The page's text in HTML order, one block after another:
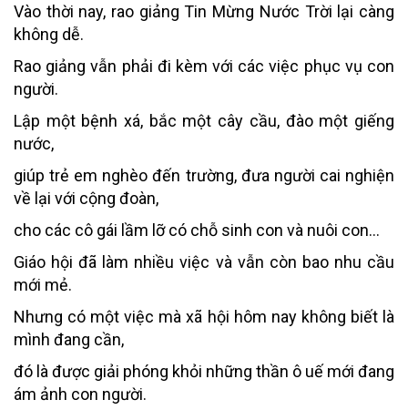
Vào thời nay, rao giảng Tin Mừng Nước Trời lại càng
không dễ.
Rao giảng vẫn phải đi kèm với các việc phục vụ con
người.
Lập một bệnh xá, bắc một cây cầu, đào một giếng
nước,
giúp trẻ em nghèo đến trường, đưa người cai nghiện
về lại với cộng đoàn,
cho các cô gái lầm lỡ có chỗ sinh con và nuôi con…
Giáo hội đã làm nhiều việc và vẫn còn bao nhu cầu
mới mẻ.
Nhưng có một việc mà xã hội hôm nay không biết là
mình đang cần,
đó là được giải phóng khỏi những thần ô uế mới đang
ám ảnh con người.